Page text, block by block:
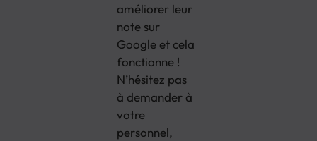
améliorer leur
note sur
Google et cela
fonctionne !
N’hésitez pas
à demander à
votre
personnel,